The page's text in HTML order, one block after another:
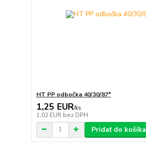
HT PP odbočka 40/30/87°
1,25 EUR/ks
1,02 EUR bez DPH
Pridať do košíka